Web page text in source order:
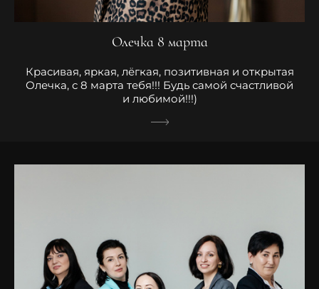
Олечка 8 марта
Красивая, яркая, лёгкая, позитивная и открытая
Олечка, с 8 марта тебя!!! Будь самой счастливой
и любимой!!!)